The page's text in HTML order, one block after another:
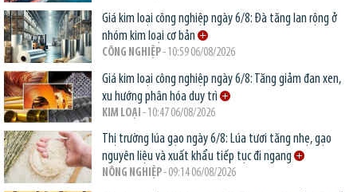
Giá kim loại công nghiệp ngày 6/8: Đà tăng lan rộng ở
nhóm kim loại cơ bản
CÔNG NGHIỆP- 10:59 06/08/2026
Giá kim loại công nghiệp ngày 6/8: Tăng giảm đan xen,
xu hướng phân hóa duy trì
KIM LOẠI - 10:47 06/08/2026
Thị trường lúa gạo ngày 6/8: Lúa tươi tăng nhẹ, gạo
nguyên liệu và xuất khẩu tiếp tục đi ngang
NÔNG NGHIỆP- 09:14 06/08/2026